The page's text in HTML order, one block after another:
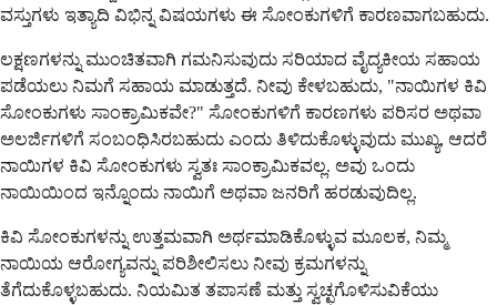
ವಸ್ತುಗಳು ಇತ್ಯಾದಿ ವಿಭಿನ್ನ ವಿಷಯಗಳು ಈ ಸೋಂಕುಗಳಿಗೆ ಕಾರಣವಾಗಬಹುದು.
ಲಕ್ಷಣಗಳನ್ನು ಮುಂಚಿತವಾಗಿ ಗಮನಿಸುವುದು ಸರಿಯಾದ ವೈದ್ಯಕೀಯ ಸಹಾಯ
ಪಡೆಯಲು ನಿಮಗೆ ಸಹಾಯ ಮಾಡುತ್ತದೆ. ನೀವು ಕೇಳಬಹುದು, "ನಾಯಿಗಳ ಕಿವಿ
ಸೋಂಕುಗಳು ಸಾಂಕ್ರಾಮಿಕವೇ?" ಸೋಂಕುಗಳಿಗೆ ಕಾರಣಗಳು ಪರಿಸರ ಅಥವಾ
ಅಲರ್ಜಿಗಳಿಗೆ ಸಂಬಂಧಿಸಿರಬಹುದು ಎಂದು ತಿಳಿದುಕೊಳ್ಳುವುದು ಮುಖ್ಯ, ಆದರೆ
ನಾಯಿಗಳ ಕಿವಿ ಸೋಂಕುಗಳು ಸ್ವತಃ ಸಾಂಕ್ರಾಮಿಕವಲ್ಲ. ಅವು ಒಂದು
ನಾಯಿಯಿಂದ ಇನ್ನೊಂದು ನಾಯಿಗೆ ಅಥವಾ ಜನರಿಗೆ ಹರಡುವುದಿಲ್ಲ.
ಕಿವಿ ಸೋಂಕುಗಳನ್ನು ಉತ್ತಮವಾಗಿ ಅರ್ಥಮಾಡಿಕೊಳ್ಳುವ ಮೂಲಕ, ನಿಮ್ಮ
ನಾಯಿಯ ಆರೋಗ್ಯವನ್ನು ಪರಿಶೀಲಿಸಲು ನೀವು ಕ್ರಮಗಳನ್ನು
ತೆಗೆದುಕೊಳ್ಳಬಹುದು. ನಿಯಮಿತ ತಪಾಸಣೆ ಮತ್ತು ಸ್ವಚ್ಛಗೊಳಿಸುವಿಕೆಯು